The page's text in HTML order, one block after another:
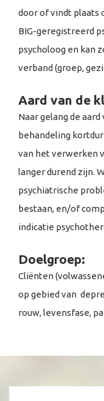
door of vindt plaats
BIG-geregistreerd
psycholoog en kan
verband (groep,
Aard van de
Naar gelang de
behandeling
van het verwerken
langer durend zijn.
psychiatrische
bestaan, en/of
indicatie
Doelgroep:
Cliënten
op gebied van
rouw, levensfase,